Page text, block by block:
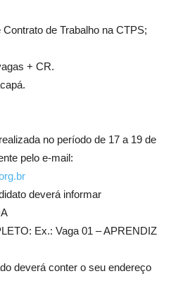
de Trabalho na CTPS;
+ CR.
no período de 17 a 19 de
pelo e-mail:
deverá informar
Ex.: Vaga 01 – APRENDIZ
deverá conter o seu endereço